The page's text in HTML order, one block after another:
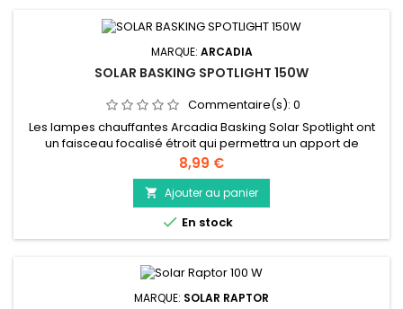
MARQUE: ARCADIA
SOLAR BASKING SPOTLIGHT 150W
Commentaire(s): 0
Les lampes chauffantes Arcadia Basking Solar Spotlight ont
un faisceau focalisé étroit qui permettra un apport de
chaleur intense. Ceci est essentiel pour les espèces qui se
prélassent dans le désert et pour celles qui vivent dans des
enclos plus hauts. La lampe a une couleur chaude invitante et
utilise des raccords E27 standard. Conçues pour fournir une...
Prix
8,99 €
 Ajouter au panier
 En stock
MARQUE: SOLAR RAPTOR